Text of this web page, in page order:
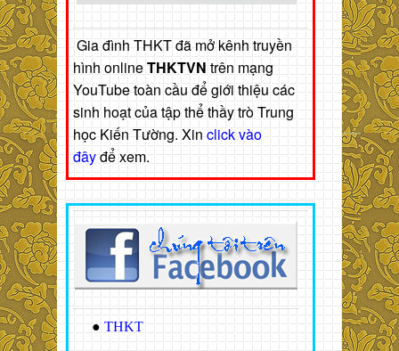
Gia đình THKT đã mở kênh truyền
hình onlineTHKTVN trên mạng
YouTube toàn cầu để giới thiệu các
sinh hoạt của tập thể thầy trò Trung
học Kiến Tường. Xin click vào
đâyđể xem.
● THKT